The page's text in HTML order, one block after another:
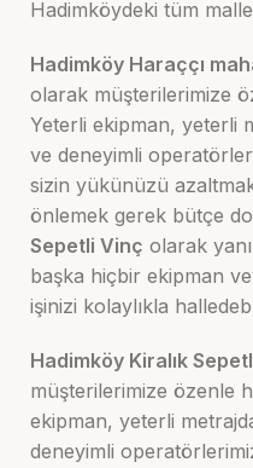
Hadimköydeki tüm
Hadimköy Haraççı
olarak müşterilerimize
Yeterli ekipman, yeterli
ve deneyimli
sizin yükünüzü
önlemek gerek bütçe
Sepetli Vinç olarak
başka hiçbir ekipman
işinizi kolaylıkla
Hadimköy Kiralık
müşterilerimize özenle
ekipman, yeterli
deneyimli